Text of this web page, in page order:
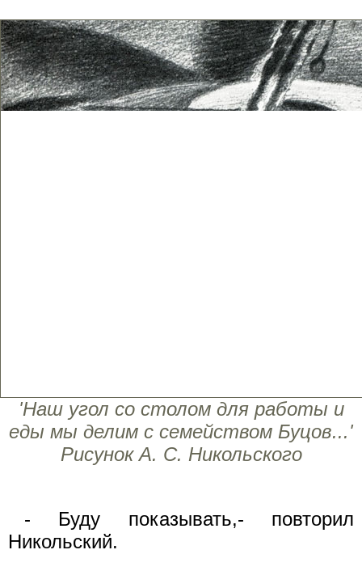
'Наш угол со столом для работы и
еды мы делим с семейством Буцов...'
Рисунок А. С. Никольского
- Буду показывать,- повторил
Никольский.